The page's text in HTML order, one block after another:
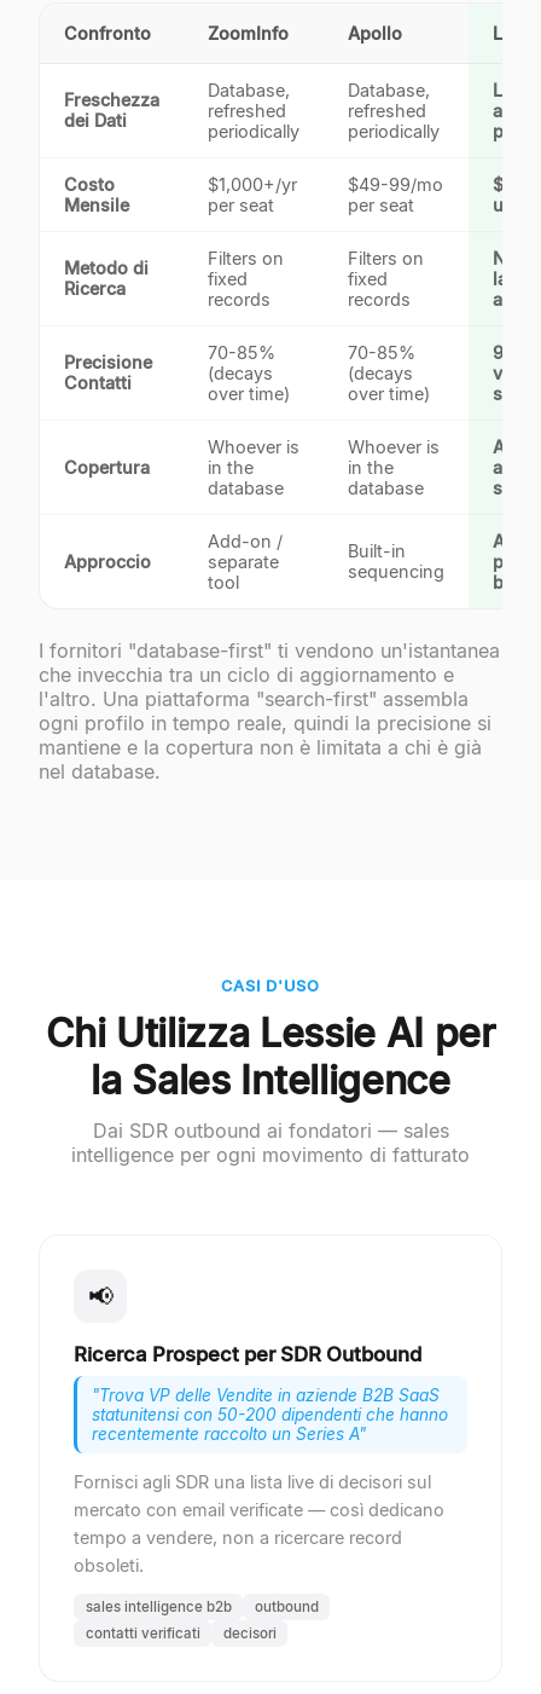
Confronto ZoomInfo Apollo
Freschezza
dei Dati
Database,
refreshed
periodically
Database,
refreshed
periodically
Live,
per
Costo
Mensile
$1,000+/yr
per seat
$49-99/mo
per seat
Metodo di
Ricerca
Filters on
fixed
records
Filters on
fixed
records
agent
Precisione
Contatti
70-85%
(decays
over time)
70-85%
(decays
over time)
Copertura
Whoever is
in the
database
Whoever is
in the
database
Approccio
Add-on /
separate
tool
Built-in
sequencing
AI-
built
I fornitori "database-first" ti vendono un'istantanea
che invecchia tra un ciclo di aggiornamento e
l'altro. Una piattaforma "search-first" assembla
ogni profilo in tempo reale, quindi la precisione si
mantiene e la copertura non è limitata a chi è già
nel database.
CASI D'USO
Chi Utilizza Lessie AI per
la Sales Intelligence
Dai SDR outbound ai fondatori — sales
intelligence per ogni movimento di fatturato
📢
Ricerca Prospect per SDR Outbound
"Trova VP delle Vendite in aziende B2B SaaS
statunitensi con 50-200 dipendenti che hanno
recentemente raccolto un Series A"
Fornisci agli SDR una lista live di decisori sul
mercato con email verificate — così dedicano
tempo a vendere, non a ricercare record
obsoleti.
sales intelligence b2b
outbound
contatti verificati
decisori